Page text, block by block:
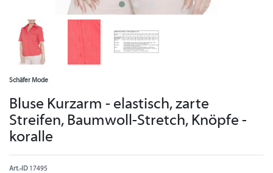
Schäfer Mode
Bluse Kurzarm - elastisch, zarte
Streifen, Baumwoll-Stretch, Knöpfe -
koralle
Art.-ID 17495